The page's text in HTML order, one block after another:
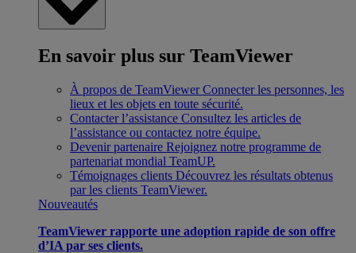
En savoir plus sur TeamViewer
À propos de TeamViewer Connecter les personnes, les
lieux et les objets en toute sécurité.
Contacter l’assistance Consultez les articles de
l’assistance ou contactez notre équipe.
Devenir partenaire Rejoignez notre programme de
partenariat mondial TeamUP.
Témoignages clients Découvrez les résultats obtenus
par les clients TeamViewer.
Nouveautés
TeamViewer rapporte une adoption rapide de son offre
d’IA par ses clients.